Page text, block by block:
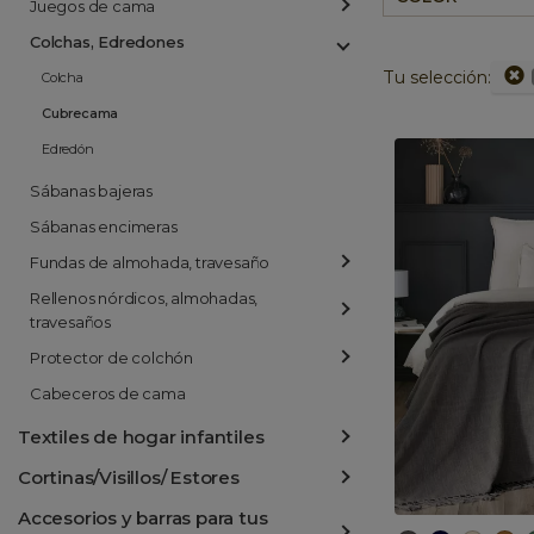
Juegos de cama
Colchas, Edredones
Colcha
Cubrecama
Edredón
Sábanas bajeras
Sábanas encimeras
Fundas de almohada, travesaño
Rellenos nórdicos, almohadas,
travesaños
Protector de colchón
Cabeceros de cama
Textiles de hogar infantiles
Cortinas/Visillos/ Estores
Accesorios y barras para tus
Tu selección: